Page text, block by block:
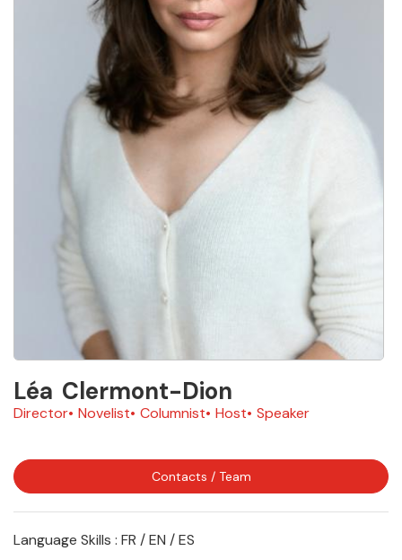
Léa Clermont-Dion
Director Novelist Columnist Host Speaker
Contacts / Team
Language Skills : FR / EN / ES